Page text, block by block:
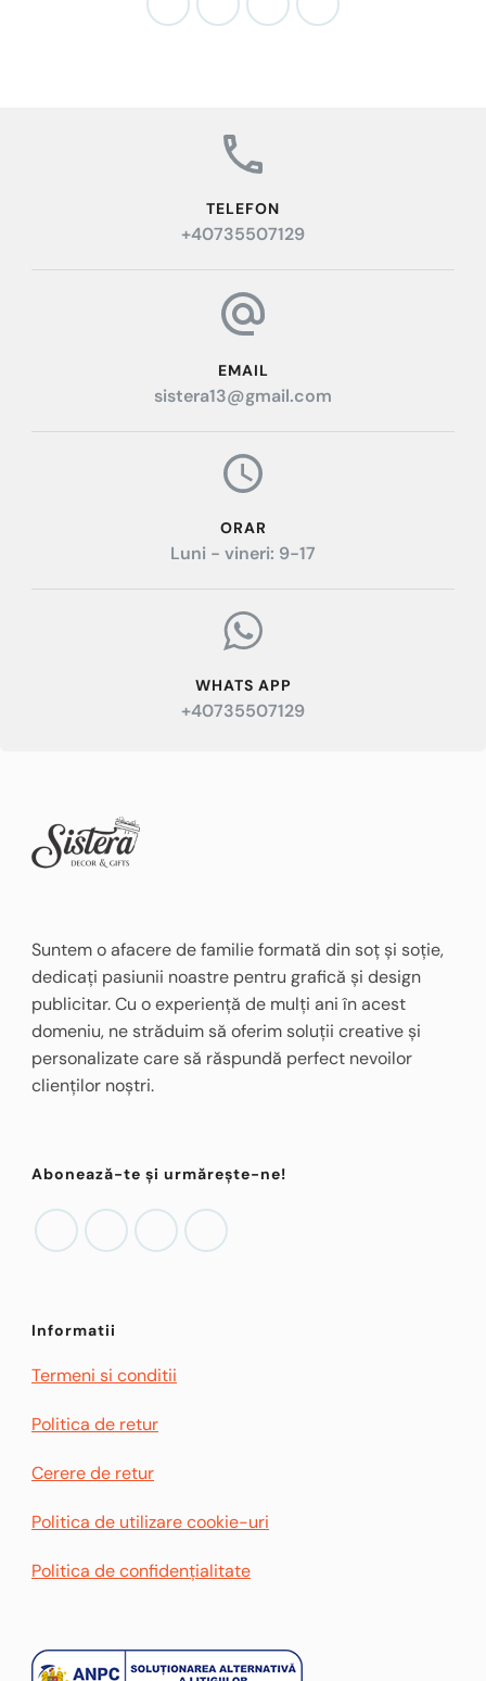
TELEFON
+40735507129
EMAIL
sistera13@gmail.com
ORAR
Luni - vineri: 9-17
WHATS APP
+40735507129
Suntem o afacere de familie formată din soț și soție,
dedicați pasiunii noastre pentru grafică și design
publicitar. Cu o experiență de mulți ani în acest
domeniu, ne străduim să oferim soluții creative și
personalizate care să răspundă perfect nevoilor
clienților noștri.
Abonează-te și urmărește-ne!
Informatii
Termeni si conditii
Politica de retur
Cerere de retur
Politica de utilizare cookie-uri
Politica de confidențialitate